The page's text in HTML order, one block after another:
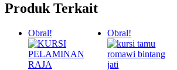
Produk Terkait
Obral! Obral!